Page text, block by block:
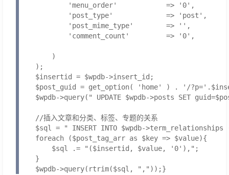
'menu_order'            => '0',
'post_type'             => 'post',
'post_mime_type'        => '',
'comment_count'         => '0',
)
);
$insertid = $wpdb->insert_id;
$post_guid = get_option( 'home' ) . '/
$wpdb->query(" UPDATE $wpdb->posts SET
//插入文章和分类、标签、专题的关系
$sql = " INSERT INTO $wpdb->term_relationships
foreach ($post_tag_arr as $key => $value){
$sql .= "($insertid, $value, '0'),";
}
$wpdb->query(rtrim($sql, ","));}